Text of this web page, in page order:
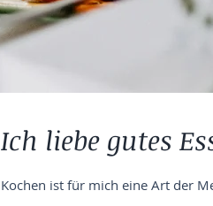
Ich liebe gutes
Kochen ist für mich eine Art der